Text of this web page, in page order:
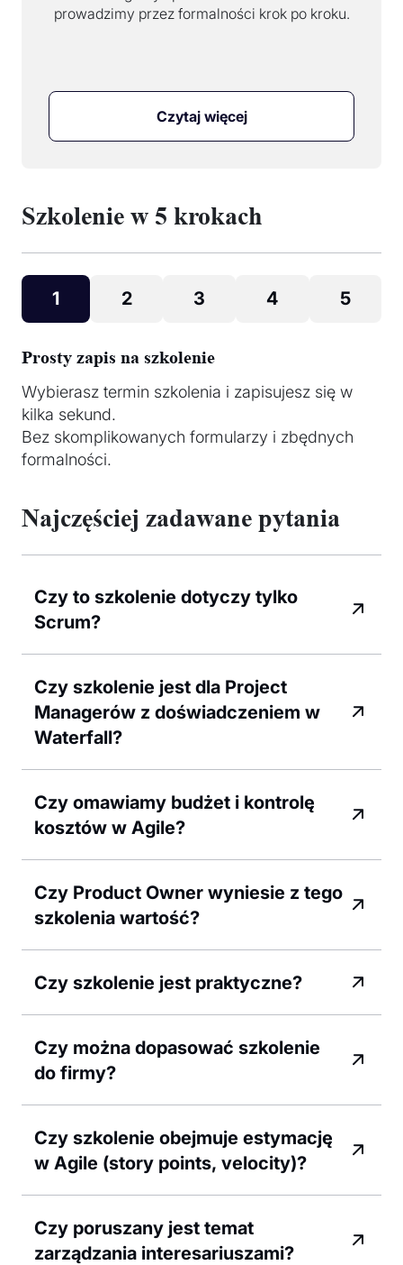
prowadzimy przez formalności krok po kroku.
Czytaj więcej
Szkolenie w 5 krokach
1 2 3 4 5
Prosty zapis na szkolenie
Wybierasz termin szkolenia i zapisujesz się w
kilka sekund.
Bez skomplikowanych formularzy i zbędnych
formalności.
Najczęściej zadawane pytania
Czy to szkolenie dotyczy tylko
Scrum?
Czy szkolenie jest dla Project
Managerów z doświadczeniem w
Waterfall?
Czy omawiamy budżet i kontrolę
kosztów w Agile?
Czy Product Owner wyniesie z tego
szkolenia wartość?
Czy szkolenie jest praktyczne?
Czy można dopasować szkolenie
do firmy?
Czy szkolenie obejmuje estymację
w Agile (story points, velocity)?
Czy poruszany jest temat
zarządzania interesariuszami?